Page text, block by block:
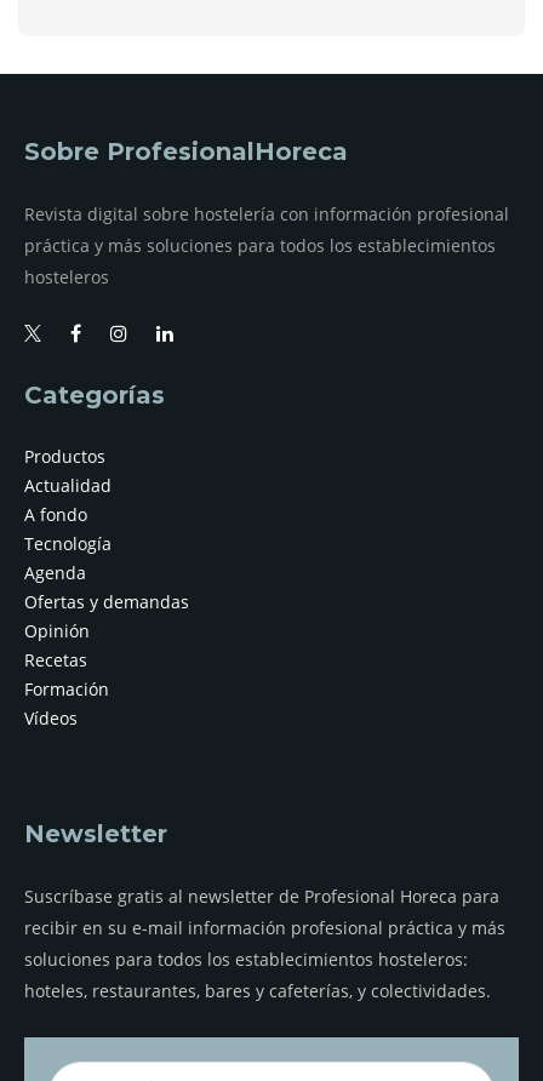
Sobre ProfesionalHoreca
Revista digital sobre hostelería con información profesional
práctica y más soluciones para todos los establecimientos
hosteleros
Categorías
Productos
Actualidad
A fondo
Tecnología
Agenda
Ofertas y demandas
Opinión
Recetas
Formación
Vídeos
Newsletter
Suscríbase gratis al newsletter de Profesional Horeca para
recibir en su e-mail información profesional práctica y más
soluciones para todos los establecimientos hosteleros:
hoteles, restaurantes, bares y cafeterías, y colectividades.